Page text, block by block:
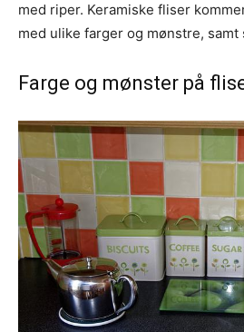
med riper. Keramiske fliser
med ulike farger og mønstre, samt
Farge og mønster på